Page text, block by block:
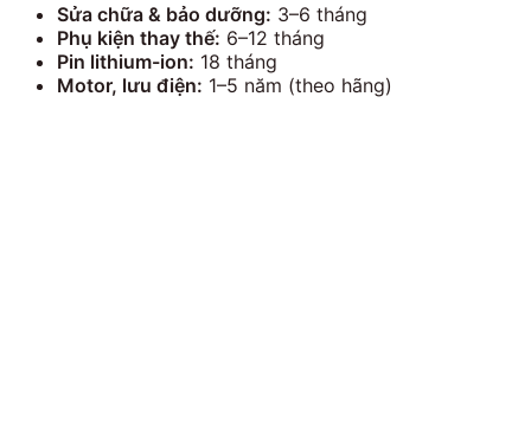
Sửa chữa & bảo dưỡng: 3–6 tháng
Phụ kiện thay thế: 6–12 tháng
Pin lithium-ion: 18 tháng
Motor, lưu điện: 1–5 năm (theo hãng)